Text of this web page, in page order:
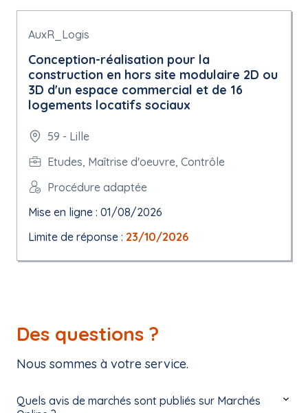
AuxR_Logis
Conception-réalisation pour la
construction en hors site modulaire 2D ou
3D d'un espace commercial et de 16
logements locatifs sociaux
59 - Lille
Etudes, Maîtrise d'oeuvre, Contrôle
Procédure adaptée
Mise en ligne : 01/08/2026
Limite de réponse : 23/10/2026
Des questions ?
Nous sommes à votre service.
Quels avis de marchés sont publiés sur Marchés